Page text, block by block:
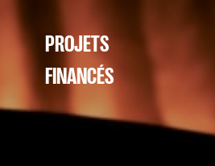
PROJETS
FINANCÉS